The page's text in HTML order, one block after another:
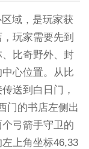
域，是玩家获
玩家需要先到
比奇野外、封
心位置。从比
送到白日门，
门的书店左侧出
弓箭手守卫的
上角坐标46,33